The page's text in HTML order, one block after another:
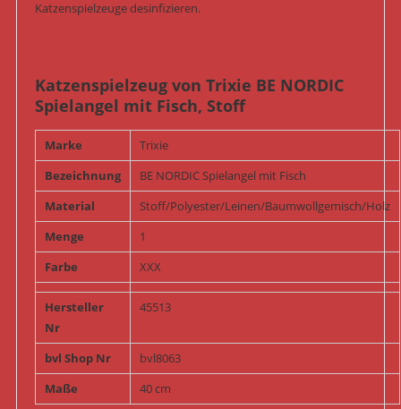
Katzenspielzeuge desinfizieren.
Katzenspielzeug von Trixie BE NORDIC
Spielangel mit Fisch, Stoff
Marke
Trixie
Bezeichnung
BE NORDIC Spielangel mit Fisch
Material
Stoff/Polyester/Leinen/Baumwollgemisch/Holz
Menge
1
Farbe
XXX
Hersteller
Nr
45513
bvl Shop Nr
bvl8063
Maße
40 cm